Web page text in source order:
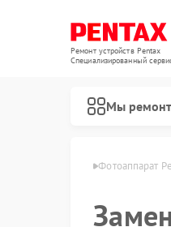
Ремонт устройств Pentax
Специализированный
Мы
Pentax в Тюмени Фотоаппарат